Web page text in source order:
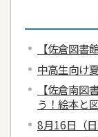
【佐倉図
中高生向け
【佐倉南
う！絵本と
8月16日（